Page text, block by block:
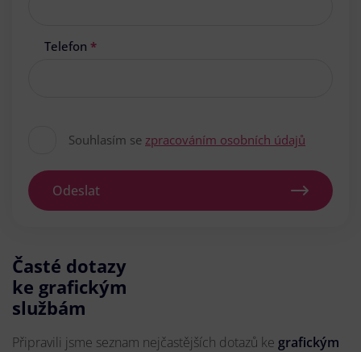
Telefon *
Souhlasím se zpracováním osobních údajů
Odeslat
Časté dotazy
ke grafickým
službám
Připravili jsme seznam nejčastějších dotazů ke grafickým